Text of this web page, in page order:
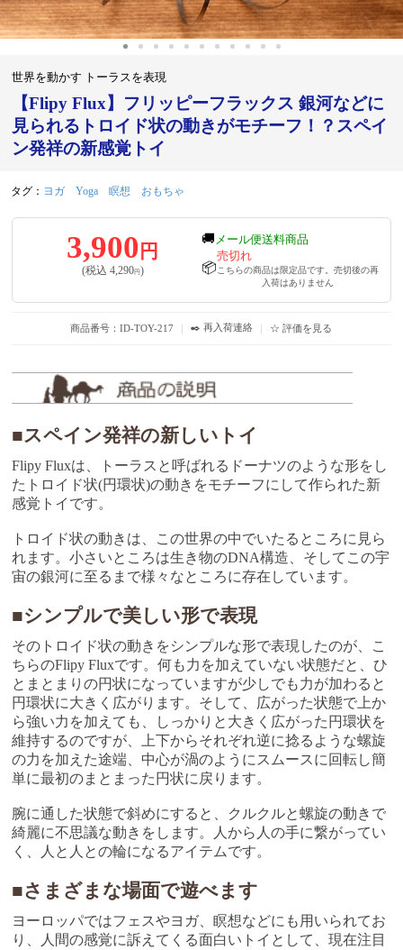
世界を動かす トーラスを表現
【Flipy Flux】フリッピーフラックス 銀河などに
見られるトロイド状の動きがモチーフ！？スペイ
ン発祥の新感覚トイ
タグ： ヨガ Yoga 瞑想 おもちゃ
3,900 円
(税込 4,290円)
🚚 メール便送料商品
📦
売切れ
こちらの商品は限定品です。売切後の再
入荷はありません
商品番号：ID-TOY-217 ｜ ✒️ 再入荷連絡 ｜ ☆ 評価を見る
■スペイン発祥の新しいトイ
Flipy Fluxは、トーラスと呼ばれるドーナツのような形をし
たトロイド状(円環状)の動きをモチーフにして作られた新
感覚トイです。
トロイド状の動きは、この世界の中でいたるところに見ら
れます。小さいところは生き物のDNA構造、そしてこの宇
宙の銀河に至るまで様々なところに存在しています。
■シンプルで美しい形で表現
そのトロイド状の動きをシンプルな形で表現したのが、こ
ちらのFlipy Fluxです。何も力を加えていない状態だと、ひ
とまとまりの円状になっていますが少しでも力が加わると
円環状に大きく広がります。そして、広がった状態で上か
ら強い力を加えても、しっかりと大きく広がった円環状を
維持するのですが、上下からそれぞれ逆に捻るような螺旋
の力を加えた途端、中心が渦のようにスムースに回転し簡
単に最初のまとまった円状に戻ります。
腕に通した状態で斜めにすると、クルクルと螺旋の動きで
綺麗に不思議な動きをします。人から人の手に繋がってい
く、人と人との輪になるアイテムです。
■さまざまな場面で遊べます
ヨーロッパではフェスやヨガ、瞑想などにも用いられてお
り、人間の感覚に訴えてくる面白いトイとして、現在注目